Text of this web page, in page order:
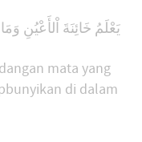
يَعْلَمُ خَائِنَةَ اْلأَعْيُنِ
mata yang
di dalam